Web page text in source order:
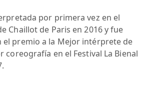
por primera vez en el
Chaillot de Paris en 2016 y fue
el premio a la Mejor intérprete de
coreografía en el Festival La Bienal